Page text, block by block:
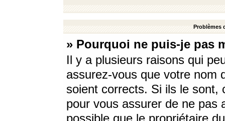
Problèmes
» Pourquoi ne puis-je pas
Il y a plusieurs raisons qui
assurez-vous que votre nom
soient corrects. Si ils le sont,
pour vous assurer de ne pas